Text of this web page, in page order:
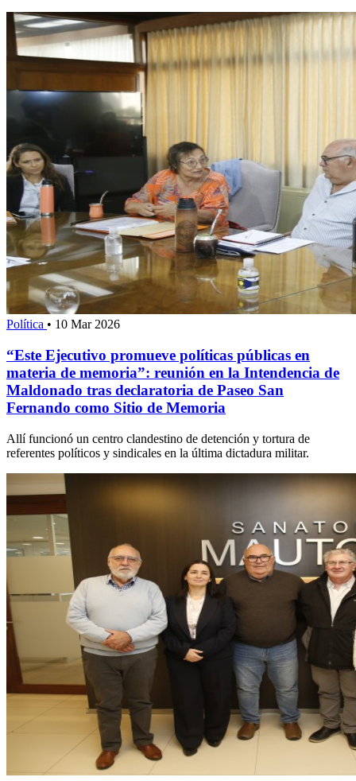
Política • 10 Mar 2026
“Este Ejecutivo promueve políticas públicas en
materia de memoria”: reunión en la Intendencia de
Maldonado tras declaratoria de Paseo San
Fernando como Sitio de Memoria
Allí funcionó un centro clandestino de detención y tortura de
referentes políticos y sindicales en la última dictadura militar.